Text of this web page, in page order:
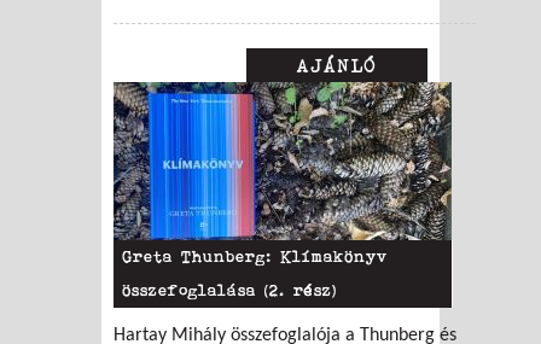
AJÁNLÓ
Greta Thunberg: Klímakönyv
összefoglalása (2. rész)
Hartay Mihály összefoglalója a Thunberg és